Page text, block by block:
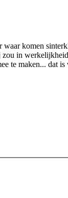
komen
zou in
te maken... dat